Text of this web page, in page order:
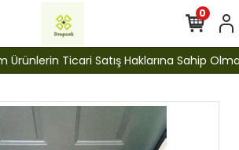
Ticari Satış Haklarına Sahip
0